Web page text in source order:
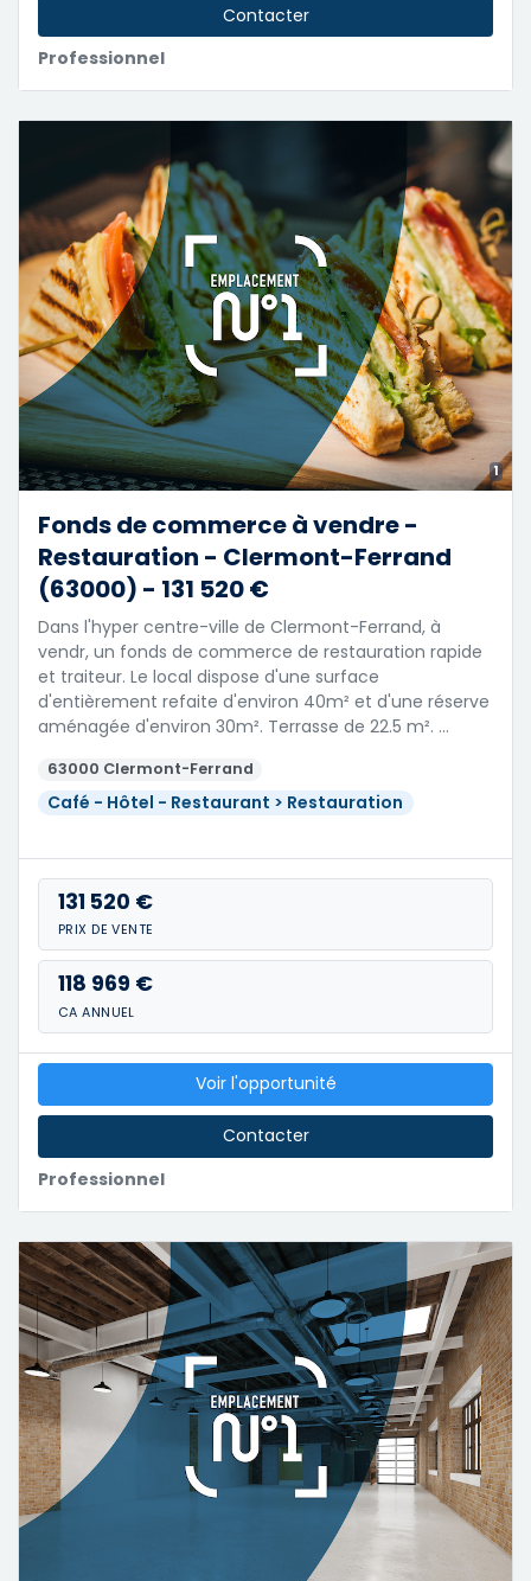
Professionnel
Contacter
1
Fonds de commerce à vendre -
Restauration - Clermont-Ferrand
(63000) - 131 520 €
Dans l'hyper centre-ville de Clermont-Ferrand, à
vendr, un fonds de commerce de restauration rapide
et traiteur. Le local dispose d'une surface
d'entièrement refaite d'environ 40m² et d'une réserve
aménagée d'environ 30m². Terrasse de 22.5 m². …
63000 Clermont-Ferrand
Café - Hôtel - Restaurant > Restauration
131 520 €
PRIX DE VENTE
118 969 €
CA ANNUEL
Professionnel
Voir l'opportunité
Contacter